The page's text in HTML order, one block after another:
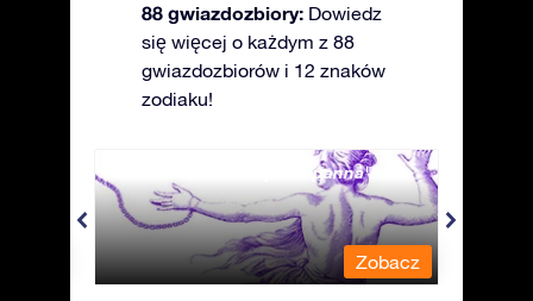
88 gwiazdozbiory: Dowiedz
się więcej o każdym z 88
gwiazdozbiorów i 12 znaków
zodiaku!
Andromeda - Związana panna
Zobacz